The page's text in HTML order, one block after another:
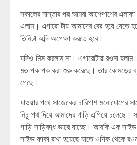
সকালের নাস্তার পর আমরা আশেপাশের
এলাম। এগারো টায় আমাদের বের হয়ে যেতে
তিনিটা অব্দি অপেক্ষা করতে হবে।
যদিও মিস করলাম না। এগারোটায় রওনা
মত পক পক করা শুরু করেছে। তার কোমড়ের
গেছে।
যাওয়ার পথে সাজেকের চারিপাশ মনোযোগের
নিচু পথ দিয়ে আমাদের গাড়ি এগিয়ে
গাড়ি সাড়িবদ্ধ ভাবে যাচ্ছে। আরকি এক
সাইড ফাকা রাখা হয়েছে যাতে ওদিক থেকে